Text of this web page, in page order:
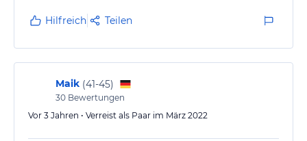
Hilfreich Teilen
Maik (41-45)
30 Bewertungen
Vor 3 Jahren • Verreist als Paar im März 2022